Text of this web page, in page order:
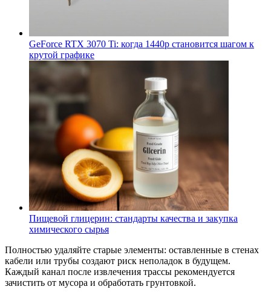
GeForce RTX 3070 Ti: когда 1440p становится шагом к
крутой графике
Пищевой глицерин: стандарты качества и закупка
химического сырья
Полностью удаляйте старые элементы: оставленные в стенах
кабели или трубы создают риск неполадок в будущем.
Каждый канал после извлечения трассы рекомендуется
зачистить от мусора и обработать грунтовкой.